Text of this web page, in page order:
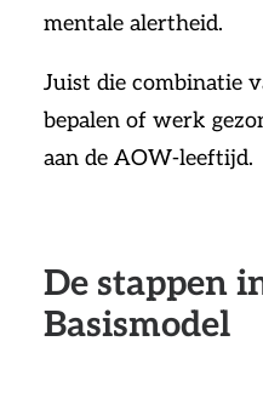
mentale alertheid.
Juist die combinatie
bepalen of werk
aan de AOW-leeftijd.
De stappen
Basismodel